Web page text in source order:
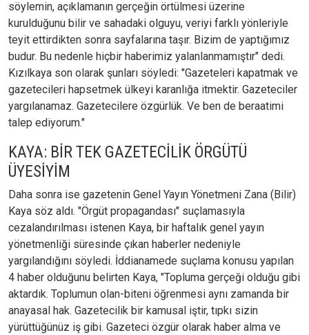
söylemin, açıklamanın gerçeğin örtülmesi üzerine
kurulduğunu bilir ve sahadaki olguyu, veriyi farklı yönleriyle
teyit ettirdikten sonra sayfalarına taşır. Bizim de yaptığımız
budur. Bu nedenle hiçbir haberimiz yalanlanmamıştır" dedi.
Kızılkaya son olarak şunları söyledi: "Gazeteleri kapatmak ve
gazetecileri hapsetmek ülkeyi karanlığa itmektir. Gazeteciler
yargılanamaz. Gazetecilere özgürlük. Ve ben de beraatimi
talep ediyorum."
KAYA: BİR TEK GAZETECİLİK ÖRGÜTÜ
ÜYESİYİM
Daha sonra ise gazetenin Genel Yayın Yönetmeni Zana (Bilir)
Kaya söz aldı. "Örgüt propagandası" suçlamasıyla
cezalandırılması istenen Kaya, bir haftalık genel yayın
yönetmenliği süresinde çıkan haberler nedeniyle
yargılandığını söyledi. İddianamede suçlama konusu yapılan
4 haber olduğunu belirten Kaya, "Topluma gerçeği olduğu gibi
aktardık. Toplumun olan-biteni öğrenmesi aynı zamanda bir
anayasal hak. Gazetecilik bir kamusal iştir, tıpkı sizin
yürüttüğünüz iş gibi. Gazeteci özgür olarak haber alma ve